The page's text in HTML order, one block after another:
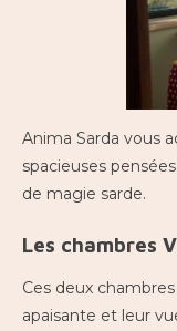
Anima Sarda vous
spacieuses
de magie sarde.
Les chambres
Ces deux
apaisante et leur